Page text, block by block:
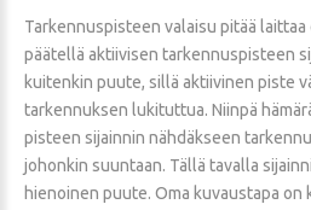
Tarkennuspisteen valaisu pitää
päätellä aktiivisen tarkennuspisteen
kuitenkin puute, sillä aktiivinen piste
tarkennuksen lukituttua. Niinpä
pisteen sijainnin nähdäkseen
johonkin suuntaan. Tällä tavalla
hienoinen puute. Oma kuvaustapa